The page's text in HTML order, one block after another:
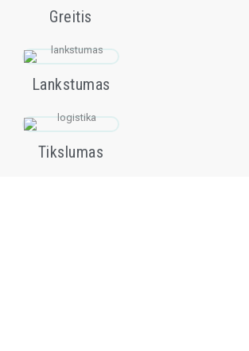
Greitis
Lankstumas
Tikslumas